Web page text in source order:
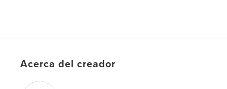
Acerca del creador